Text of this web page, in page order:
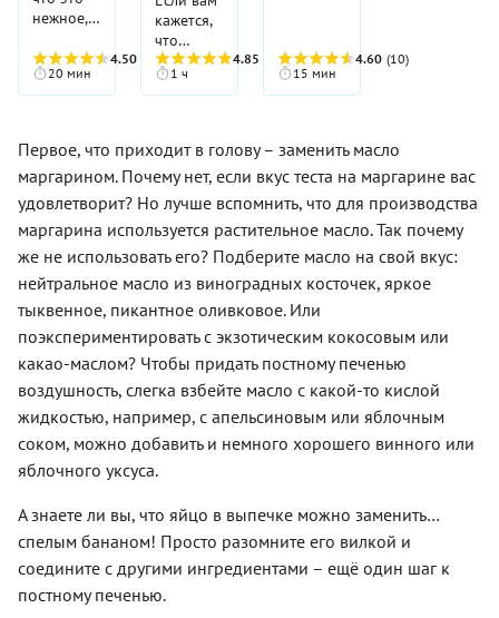
не
разваливается,
хотя и
получается
приятно-
яблока
стать
льна
также
очень
организма.
Входящие
в их
состав
жирные
кислоты
и
Омега-6
обладают
и
регенерирующим
эффектом,
— снижают
злокачественных
оказывают
антибактериальное,
очень
полезен.
можно
съесть и
на
чашечкой
как
лакомство
с чаем в
течение
Тыкву для
как
можно
рыжую и
говоря,
не до
кулинарных
изысков.
основных
ингредиентов —
муки,
сахара,
растительного
рассола —
это
печенье
удивительно
вкусным,
мягким,
рассыпчатым.
Готовится
оно
просто и
этот тот
случай,
когда,
ванильным
сахаром.
становится
еще
вкуснее.
нежное,
и
рассыпчатое
печенье с
постное,
ваши
домашние
даже не
догадаются!
Его
безупречный
вкус и
аппетитный
вид
будто
об
обратном!
Еще один
повод,
чтобы
к такому
печенью
полюбить
его
4.50
(6)
20 мин
кажется,
что
постное
печенье
на
получается
не особо
вкусным,
сильно
заблуждаетесь!
Рассол от
придает
выпечке
неповторимый
нежный
аромат,
при этом
никто и
догадается,
именно
рассол!
готовое
печенье
4.85
(13)
1 ч
когда
солнце
начинает
Каргопольском
районе
области,
хозяйки
пекли
печенье,
в виде
круга -
4.60 (10)
15 мин
Первое, что приходит в голову – заменить масло
маргарином. Почему нет, если вкус теста на маргарине вас
удовлетворит? Но лучше вспомнить, что для производства
маргарина используется растительное масло. Так почему
же не использовать его? Подберите масло на свой вкус:
нейтральное масло из виноградных косточек, яркое
тыквенное, пикантное оливковое. Или
поэкспериментировать с экзотическим кокосовым или
какао-маслом? Чтобы придать постному печенью
воздушность, слегка взбейте масло с какой-то кислой
жидкостью, например, с апельсиновым или яблочным
соком, можно добавить и немного хорошего винного или
яблочного уксуса.
А знаете ли вы, что яйцо в выпечке можно заменить…
спелым бананом! Просто разомните его вилкой и
соедините с другими ингредиентами – ещё один шаг к
постному печенью.